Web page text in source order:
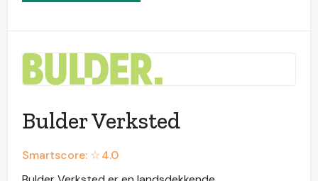
Bulder Verksted
Smartscore: ☆4.0